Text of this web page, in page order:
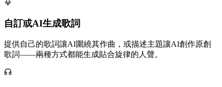
自訂或AI生成歌詞
提供自己的歌詞讓AI圍繞其作曲，或描述主題讓AI創作原創
歌詞——兩種方式都能生成貼合旋律的人聲。